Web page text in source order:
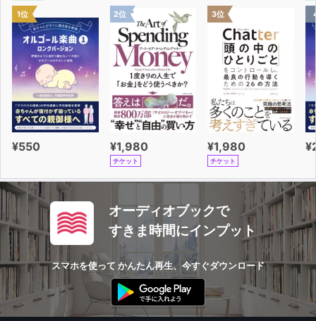
1位
¥550
2位
¥1,980
チケット
3位
¥1,980
チケット
オーディオブックで
すきま時間にインプット
スマホを使って かんたん再生、今すぐダウンロード